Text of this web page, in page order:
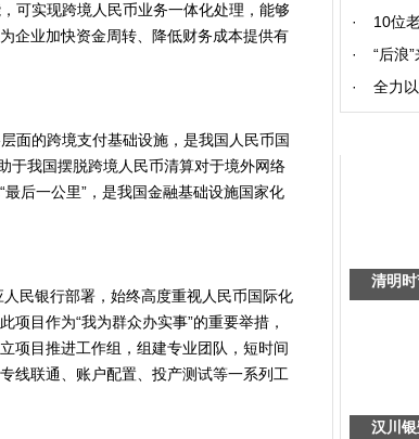
实现跨境人民币业务一体化处理，能够
企业加快资金周转、降低财务成本提供有
的跨境支付基础设施，是我国人民币国
于我国摆脱跨境人民币清算对于境外网络
后一公里”，是我国金融基础设施国家化
银行部署，始终高度重视人民币国际化
目作为“我为群众办实事”的重要举措，
项目推进工作组，组建专业团队，短时间
线联通、账户配置、投产测试等一系列工
·
10位
·
“后浪
·
全力以
清明
汉川